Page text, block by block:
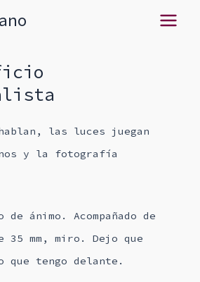
Main
las luces juegan
y la fotografía
de ánimo. Acompañado de
35 mm, miro. Dejo que
que tengo delante.